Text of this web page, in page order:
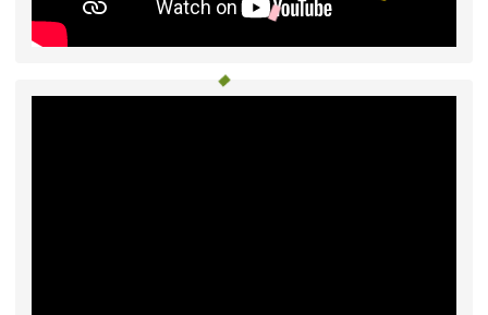
游泳比賽楊梅區代表選手 集訓及比賽通知